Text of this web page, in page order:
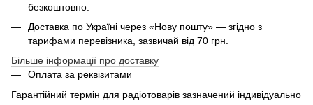
безкоштовно.
Доставка по Україні через «Нову пошту» — згідно з
тарифами перевізника, зазвичай від 70 грн.
Більше інформації про доставку
Оплата за реквізитами
Гарантійний термін для радіотоварів зазначений індивідуально